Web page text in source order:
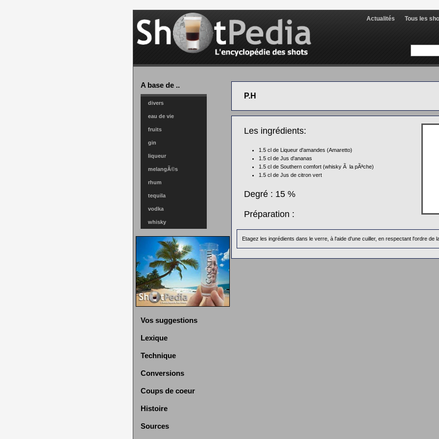
Actualités Tous les
A base de ..
divers
eau de vie
fruits
gin
liqueur
melangÃ©s
rhum
tequila
vodka
whisky
Vos suggestions
Lexique
Technique
Conversions
Coups de coeur
Histoire
Sources
P.H
Les ingrédients:
1.5 cl de Liqueur d'amandes (Amaretto)
1.5 cl de Jus d'ananas
1.5 cl de Southern comfort (whisky Ã la pÃªche)
1.5 cl de Jus de citron vert
Degré : 15 %
Préparation :
Etagez les ingrédients dans le verre, à l'aide d'une cuiller, en respectant l'ordre de